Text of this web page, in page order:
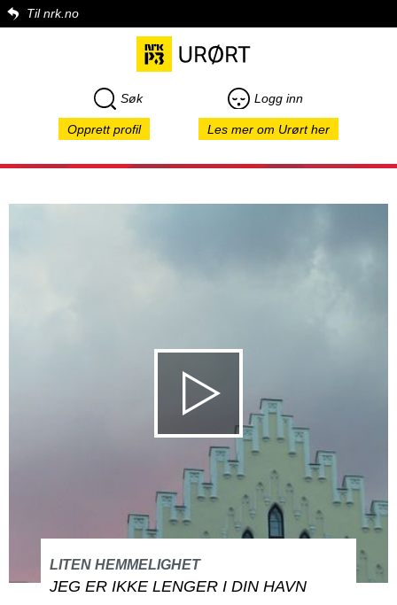
Til nrk.no
Søk Logg inn
Opprett profil Les mer om Urørt her
LITEN HEMMELIGHET
JEG ER IKKE LENGER I DIN HAVN